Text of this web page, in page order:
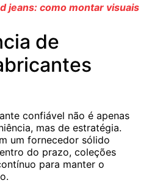
jeans: como montar visuais
de
confiável não é apenas
mas de estratégia.
um fornecedor sólido
do prazo, coleções
para manter o